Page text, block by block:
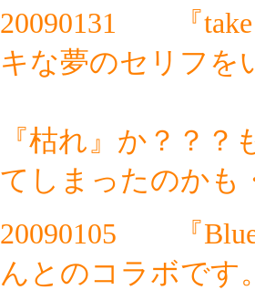
20090131
『
キな夢のセリフを
『枯れ』か？？
てしまったのかも
20090105
『
んとのコラボです